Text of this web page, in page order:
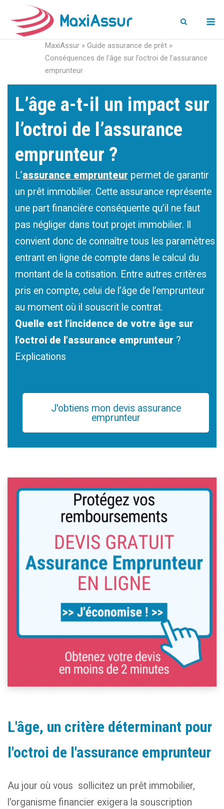
MaxiAssur » Guide assurance de prêt »
Conséquences de l’âge sur l’octroi de l’assurance
emprunteur
L’âge a-t-il un impact sur
l’octroi de l’assurance
emprunteur ?
L’assurance emprunteur permet de garantir
un prêt immobilier. Cette assurance représente
une part financière conséquente qu’il ne faut
pas négliger dans tout projet immobilier. Il
convient donc de connaître tous les paramètres
entrant en ligne de compte dans le calcul du
montant de la cotisation. Entre autres critères
pris en compte, celui de l’âge de l’emprunteur
au moment où il souscrit le contrat.
Quelle est l’incidence de votre âge sur
l’octroi de l’assurance emprunteur ?
Explications
J'obtiens mon devis assurance
emprunteur
L'âge, un critère déterminant pour
l'octroi de l'assurance emprunteur
Au jour où vous sollicitez un prêt immobilier,
l'organisme financier exigera la souscription